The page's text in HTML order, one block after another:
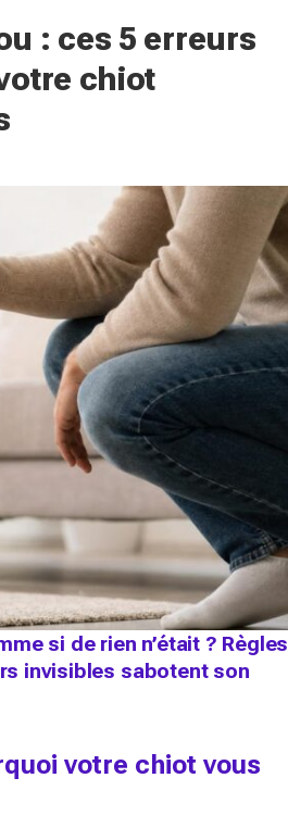
: ces 5 erreurs
chiot
si de rien n’était ? Règles
invisibles sabotent son
votre chiot vous